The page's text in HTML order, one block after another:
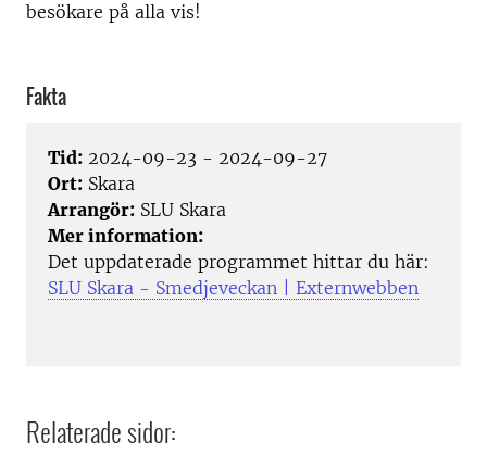
besökare på alla vis!
Fakta
Tid: 2024-09-23 - 2024-09-27
Ort: Skara
Arrangör: SLU Skara
Mer information:
Det uppdaterade programmet hittar du här:
SLU Skara - Smedjeveckan | Externwebben
Relaterade sidor: